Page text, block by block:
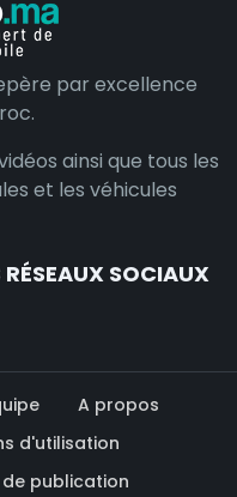
par excellence
ainsi que tous les
et les véhicules
SOCIAUX
A propos
d'utilisation
publication